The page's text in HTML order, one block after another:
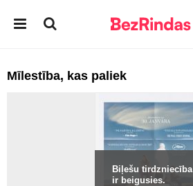
Mīlestība, kas paliek
Biļešu tirdzniecība
ir beigusies.